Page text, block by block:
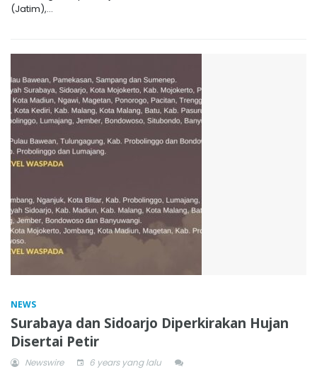
(Jatim),...
NEWS
Surabaya dan Sidoarjo Diperkirakan Hujan
Disertai Petir
Newswire 6 years yang lalu